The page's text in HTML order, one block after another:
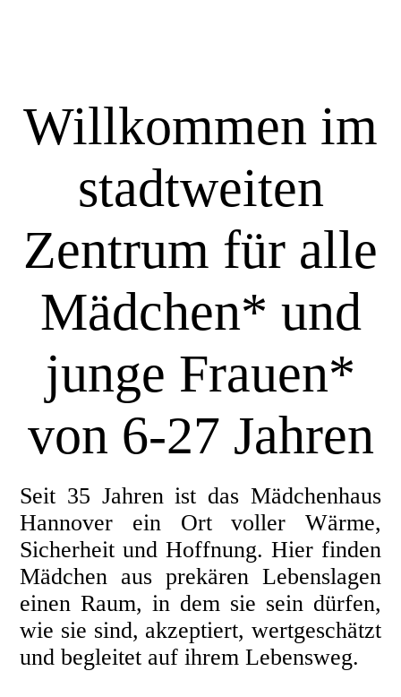
Willkommen im
stadtweiten
Zentrum für alle
Mädchen* und
junge Frauen*
von 6-27 Jahren
Seit 35 Jahren ist das Mädchenhaus
Hannover ein Ort voller Wärme,
Sicherheit und Hoffnung. Hier finden
Mädchen aus prekären Lebenslagen
einen Raum, in dem sie sein dürfen,
wie sie sind, akzeptiert, wertgeschätzt
und begleitet auf ihrem Lebensweg.